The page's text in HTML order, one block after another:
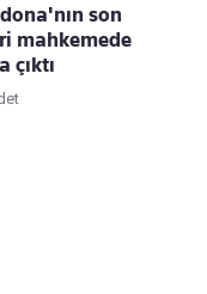
son
mahkemede
çıktı